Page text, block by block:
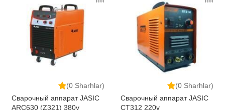
(0 Sharhlar)
Сварочный аппарат JASIC
ARC630 (Z321) 380v
(0 Sharhlar)
Сварочный аппарат JASIC
CT312 220v